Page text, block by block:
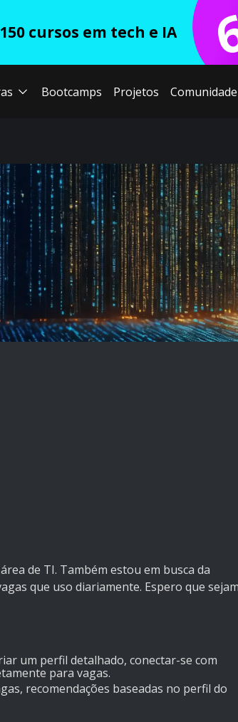
cursos em tech e IA
Bootcamps Projetos Comunidade
de TI. Também estou em busca da
que uso diariamente. Espero que
um perfil detalhado, conectar-se com
para vagas.
recomendações baseadas no perfil do